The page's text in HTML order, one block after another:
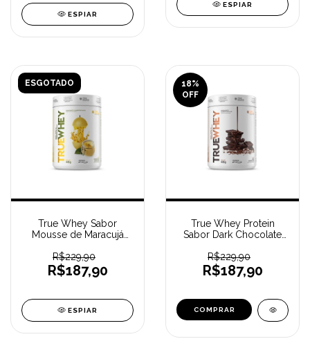
ESPIAR
ESPIAR
ESGOTADO
True Whey Sabor
Mousse de Maracujá
R$229,90
R$187,90
ESPIAR
18%
OFF
True Whey Protein
Sabor Dark Chocolate
R$229,90
R$187,90